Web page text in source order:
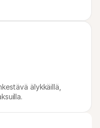
älykkäillä,